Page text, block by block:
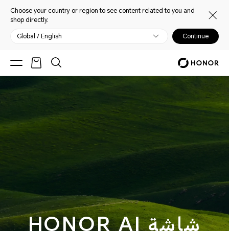
Choose your country or region to see content related to you and
shop directly.
Global / English Continue